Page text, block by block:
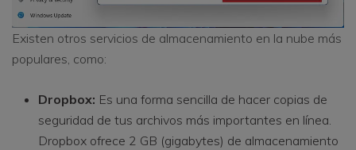
Existen otros servicios de almacenamiento en la nube más
populares, como:
Dropbox: Es una forma sencilla de hacer copias de
seguridad de tus archivos más importantes en línea.
Dropbox ofrece 2 GB (gigabytes) de almacenamiento